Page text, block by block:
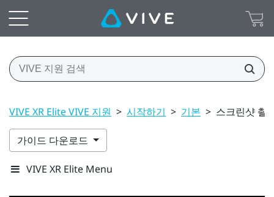
VIVE XR Elite VIVE 지원 > 시작하기 > 기본 > 스크린샷 촬
가이드 다운로드
VIVE XR Elite Menu